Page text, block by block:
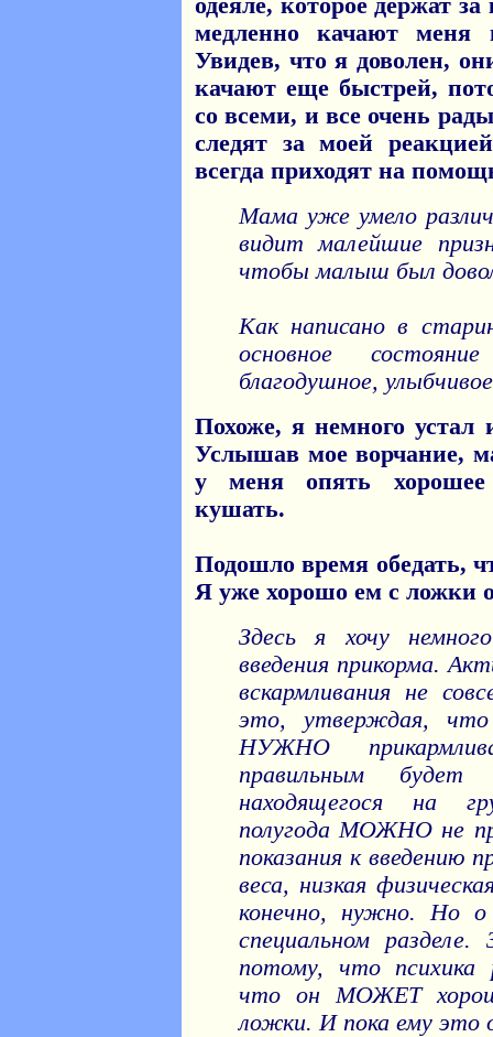
одеяле, которое держат
медленно качают меня
Увидев, что я доволен,
качают еще быстрей,
со всеми, и все очень
следят за моей
всегда приходят на
Мама уже умело
видит малейшие
чтобы малыш был
Как написано в
основное
благодушное,
Похоже, я немного устал
Услышав мое ворчание,
у меня опять хорошее
кушать.
Подошло время обедать,
Я уже хорошо ем с ложки
Здесь я хочу
введения прикорма.
вскармливания не
это, утверждая,
НУЖНО
правильным
находящегося на
полугода МОЖНО не
показания к введению
веса, низкая
конечно, нужно. Но
специальном
потому, что психика
что он МОЖЕТ
ложки. И пока ему это